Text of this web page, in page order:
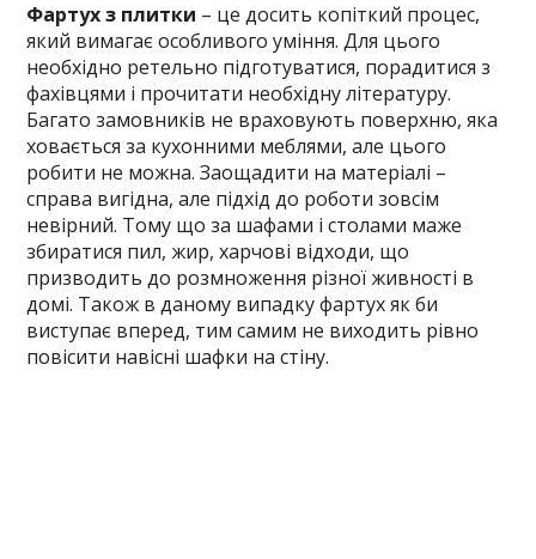
Фартух з плитки – це досить копіткий процес,
який вимагає особливого уміння. Для цього
необхідно ретельно підготуватися, порадитися з
фахівцями і прочитати необхідну літературу.
Багато замовників не враховують поверхню, яка
ховається за кухонними меблями, але цього
робити не можна. Заощадити на матеріалі –
справа вигідна, але підхід до роботи зовсім
невірний. Тому що за шафами і столами маже
збиратися пил, жир, харчові відходи, що
призводить до розмноження різної живності в
домі. Також в даному випадку фартух як би
виступає вперед, тим самим не виходить рівно
повісити навісні шафки на стіну.